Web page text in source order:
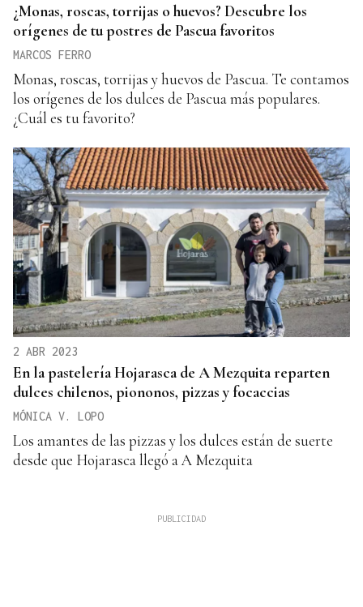
¿Monas, roscas, torrijas o huevos? Descubre los
orígenes de tu postres de Pascua favoritos
MARCOS FERRO
Monas, roscas, torrijas y huevos de Pascua. Te contamos
los orígenes de los dulces de Pascua más populares.
¿Cuál es tu favorito?
2 ABR 2023
En la pastelería Hojarasca de A Mezquita reparten
dulces chilenos, piononos, pizzas y focaccias
MÓNICA V. LOPO
Los amantes de las pizzas y los dulces están de suerte
desde que Hojarasca llegó a A Mezquita